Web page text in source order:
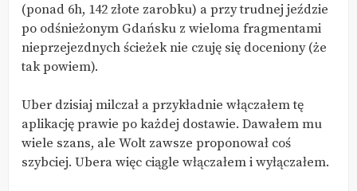
(ponad 6h, 142 złote zarobku) a przy trudnej jeździe
po odśnieżonym Gdańsku z wieloma fragmentami
nieprzejezdnych ścieżek nie czuję się doceniony (że
tak powiem).
Uber dzisiaj milczał a przykładnie włączałem tę
aplikację prawie po każdej dostawie. Dawałem mu
wiele szans, ale Wolt zawsze proponował coś
szybciej. Ubera więc ciągle włączałem i wyłączałem.